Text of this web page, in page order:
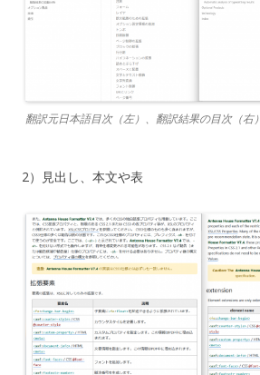
翻訳元日本語目次（左）、翻訳結果の目次（右）
2）見出し、本文や表